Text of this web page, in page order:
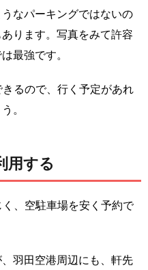
なパーキングではないの
ります。写真をみて許容
最強です。
るので、行く予定があれ
。
用する
く、空駐車場を安く予約で
羽田空港周辺にも、軒先